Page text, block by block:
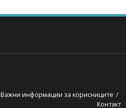
Важни информации за корисниците
Контакт